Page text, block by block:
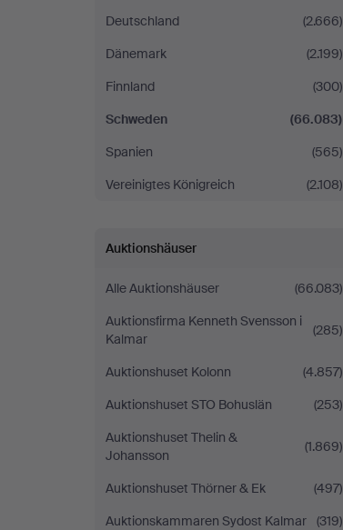
Deutschland
(2.666)
Dänemark
(2.199)
Finnland
(300)
Schweden
(66.083)
Spanien
(565)
Vereinigtes Königreich
(2.108)
Auktionshäuser
Alle Auktionshäuser
(66.083)
Auktionsfirma Kenneth Svensson i
Kalmar
(285)
Auktionshuset Kolonn
(4.857)
Auktionshuset STO Bohuslän
(253)
Auktionshuset Thelin &
Johansson
(1.869)
Auktionshuset Thörner & Ek
(497)
Auktionskammaren Sydost Kalmar
(319)